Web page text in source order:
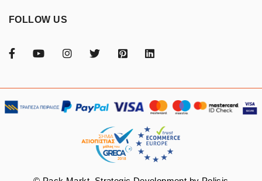
FOLLOW US